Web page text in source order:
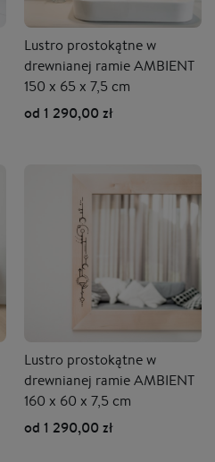
Lustro prostokątne w
drewnianej ramie AMBIENT
150 x 65 x 7,5 cm
od 1 290,00 zł
Lustro prostokątne w
drewnianej ramie AMBIENT
160 x 60 x 7,5 cm
od 1 290,00 zł